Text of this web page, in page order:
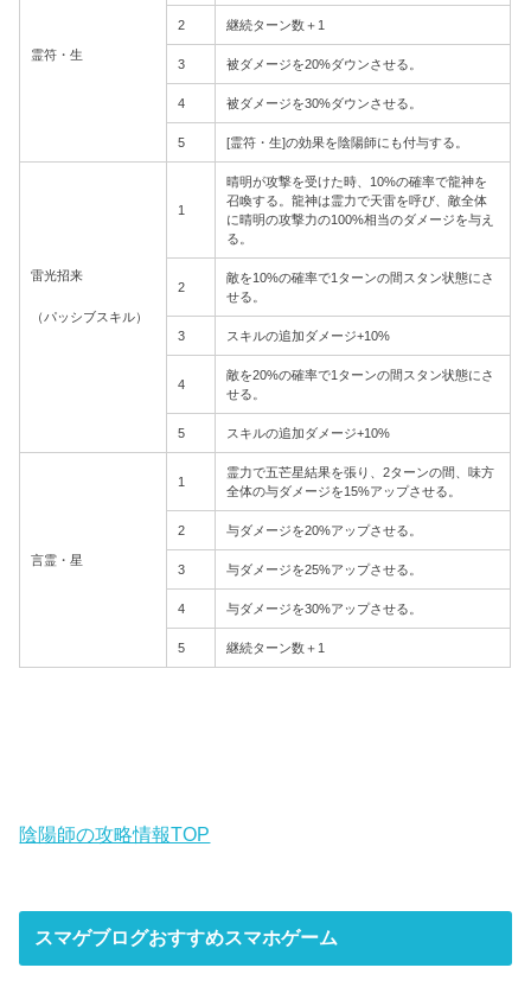
霊符・生
2 継続ターン数＋1
3 被ダメージを20%ダウンさせる。
4 被ダメージを30%ダウンさせる。
5 [霊符・生]の効果を陰陽師にも付与する。
雷光招来
（パッシブスキル）
1
晴明が攻撃を受けた時、10%の確率で龍神を
召喚する。龍神は霊力で天雷を呼び、敵全体
に晴明の攻撃力の100%相当のダメージを与え
る。
2
敵を10%の確率で1ターンの間スタン状態にさ
せる。
3 スキルの追加ダメージ+10%
4
敵を20%の確率で1ターンの間スタン状態にさ
せる。
5 スキルの追加ダメージ+10%
言霊・星
1
霊力で五芒星結果を張り、2ターンの間、味方
全体の与ダメージを15%アップさせる。
2 与ダメージを20%アップさせる。
3 与ダメージを25%アップさせる。
4 与ダメージを30%アップさせる。
5 継続ターン数＋1
陰陽師の攻略情報TOP
スマゲブログおすすめスマホゲーム